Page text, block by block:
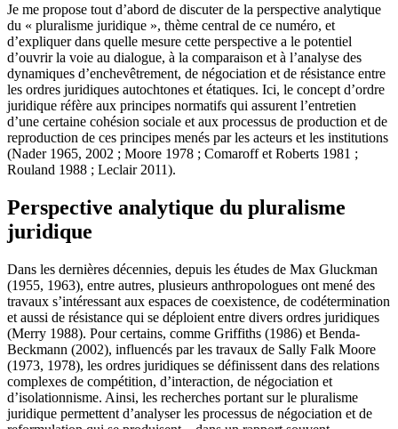
Je me propose tout d’abord de discuter de la perspective analytique
du « pluralisme juridique », thème central de ce numéro, et
d’expliquer dans quelle mesure cette perspective a le potentiel
d’ouvrir la voie au dialogue, à la comparaison et à l’analyse des
dynamiques d’enchevêtrement, de négociation et de résistance entre
les ordres juridiques autochtones et étatiques. Ici, le concept d’ordre
juridique réfère aux principes normatifs qui assurent l’entretien
d’une certaine cohésion sociale et aux processus de production et de
reproduction de ces principes menés par les acteurs et les institutions
(Nader 1965, 2002 ; Moore 1978 ; Comaroff et Roberts 1981 ;
Rouland 1988 ; Leclair 2011).
Perspective analytique du pluralisme
juridique
Dans les dernières décennies, depuis les études de Max Gluckman
(1955, 1963), entre autres, plusieurs anthropologues ont mené des
travaux s’intéressant aux espaces de coexistence, de codétermination
et aussi de résistance qui se déploient entre divers ordres juridiques
(Merry 1988). Pour certains, comme Griffiths (1986) et Benda-
Beckmann (2002), influencés par les travaux de Sally Falk Moore
(1973, 1978), les ordres juridiques se définissent dans des relations
complexes de compétition, d’interaction, de négociation et
d’isolationnisme. Ainsi, les recherches portant sur le pluralisme
juridique permettent d’analyser les processus de négociation et de